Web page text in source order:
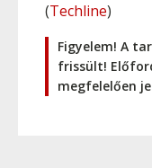
(Techline)
Figyelem! A
frissült!
megfelelően